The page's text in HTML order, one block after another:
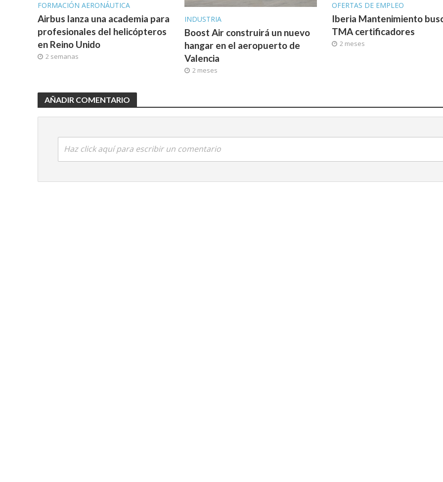
FORMACIÓN AERONÁUTICA
Airbus lanza una academia para
profesionales del helicópteros
en Reino Unido
2 semanas
INDUSTRIA
Boost Air construirá un nuevo
hangar en el aeropuerto de
Valencia
2 meses
OFERTAS DE EMPLEO
Iberia Mantenimiento
TMA certificadores
2 meses
AÑADIR COMENTARIO
Haz click aquí para escribir un comentario